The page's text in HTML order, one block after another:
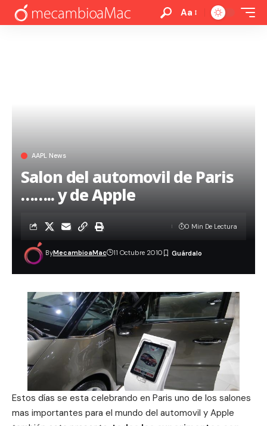
Aa
AAPL News
Salon del automovil de Paris
…….. y de Apple
ByMecambioaMac 11 Octubre 2010
0 Min De Lectura
Estos días se esta celebrando en Paris uno de los salones
mas importantes para el mundo del automovil y Apple